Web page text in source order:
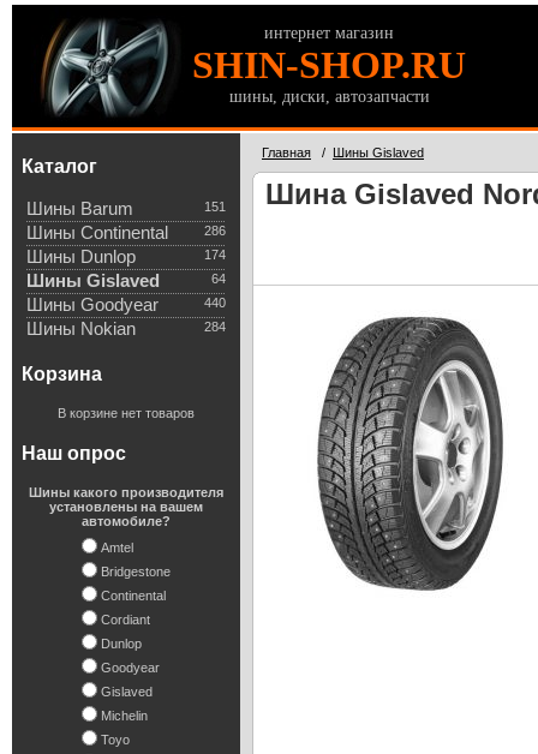
интернет магазин
SHIN-SHOP.RU
шины, диски, автозапчасти
Каталог
151
Шины Barum
286
Шины Continental
174
Шины Dunlop
64
Шины Gislaved
440
Шины Goodyear
284
Шины Nokian
Корзина
В корзине нет товаров
Наш опрос
Шины какого производителя
установлены на вашем
автомобиле?
Amtel
Bridgestone
Continental
Cordiant
Dunlop
Goodyear
Gislaved
Michelin
Toyo
Главная / Шины Gislaved
Шина Gislaved